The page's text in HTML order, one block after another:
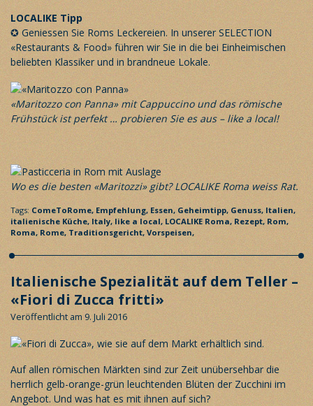
LOCALIKE Tipp
✪ Geniessen Sie Roms Leckereien. In unsererSELECTION
«Restaurants & Food» führen wir Sie in die bei Einheimischen
beliebten Klassiker und in brandneue Lokale.
«Maritozzo con Panna» mit Cappuccino und das römische
Frühstück ist perfekt … probieren Sie es aus – like a local!
Wo es die besten «Maritozzi» gibt? LOCALIKE Roma weiss Rat.
Tags: ComeToRome, Empfehlung, Essen,Geheimtipp, Genuss, Italien,
italienische Küche, Italy, like a local,LOCALIKE Roma, Rezept, Rom,
Roma, Rome, Traditionsgericht, Vorspeisen,
Italienische Spezialität auf dem Teller –
«Fiori di Zucca fritti»
Veröffentlicht am 9. Juli 2016
Auf allen römischen Märkten sind zur Zeit unübersehbar die
herrlich gelb-orange-grün leuchtenden Blüten der Zucchini im
Angebot. Und was hat es mit ihnen auf sich?